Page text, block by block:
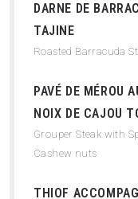
DARNE DE
TAJINE
Roasted Barracuda
PAVÉ DE MÉROU
NOIX DE CAJOU
Grouper Steak with
Cashew nuts
THIOF